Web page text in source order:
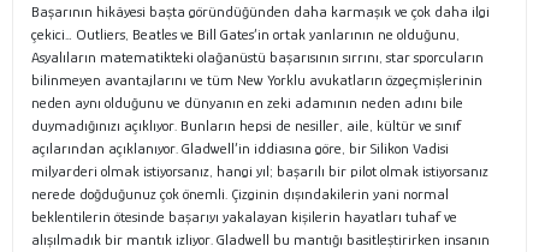
Başarının hikâyesi başta göründüğünden daha karmaşık ve çok daha ilgi
çekici… Outliers, Beatles ve Bill Gates’in ortak yanlarının ne olduğunu,
Asyalıların matematikteki olağanüstü başarısının sırrını, star sporcuların
bilinmeyen avantajlarını ve tüm New Yorklu avukatların özgeçmişlerinin
neden aynı olduğunu ve dünyanın en zeki adamının neden adını bile
duymadığınızı açıklıyor. Bunların hepsi de nesiller, aile, kültür ve sınıf
açılarından açıklanıyor. Gladwell’in iddiasına göre, bir Silikon Vadisi
milyarderi olmak istiyorsanız, hangi yıl; başarılı bir pilot olmak istiyorsanız
nerede doğduğunuz çok önemli. Çizginin dışındakilerin yani normal
beklentilerin ötesinde başarıyı yakalayan kişilerin hayatları tuhaf ve
alışılmadık bir mantık izliyor. Gladwell bu mantığı basitleştirirken insanın